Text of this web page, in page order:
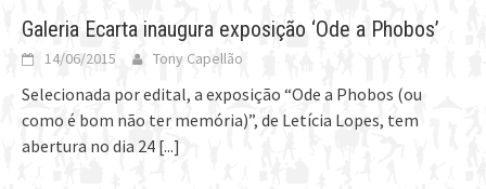
Galeria Ecarta inaugura exposição ‘Ode a Phobos’
14/06/2015 Tony Capellão
Selecionada por edital, a exposição “Ode a Phobos (ou
como é bom não ter memória)”, de Letícia Lopes, tem
abertura no dia 24 [...]